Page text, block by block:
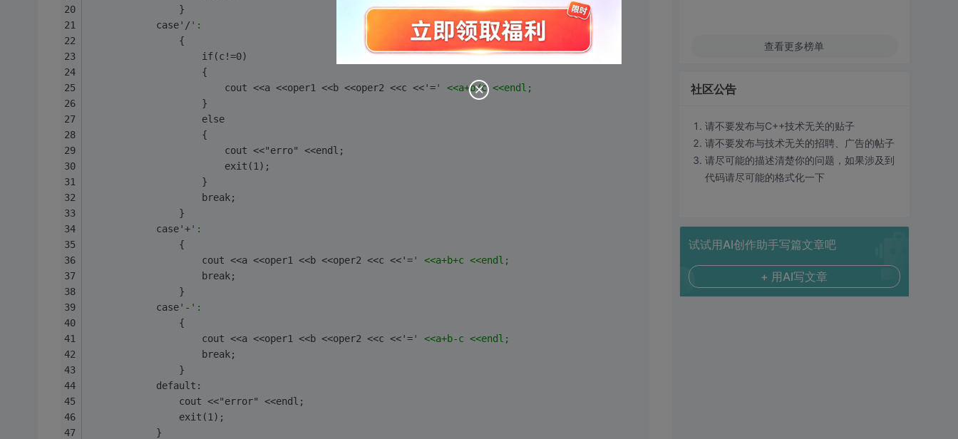
                }
            case'/
':
                {
                    if(c!=0)
                    {
                        cout <<a <<oper1 <<b <<oper2 <<c <<'=
' <<a+b/c <<endl;
                    }
                    else
                    {
                        cout <<"erro" <<endl;
                        exit(1);
                    }
                    break;
                }
            case'+
':
                {
                    cout <<a <<oper1 <<b <<oper2 <<c <<'=
' <<a+b+c <<endl;
                    break;
                }
            case'-
':
                {
                    cout <<a <<oper1 <<b <<oper2 <<c <<'=
' <<a+b-c <<endl;
                    break;
                }
            default:
                cout <<"error" <<endl;
                exit(1);
            }
查看更多榜单
社区公告
请不要发布与C++技术无关的贴子
请不要发布与技术无关的招聘、广告的帖子
请尽可能的描述清楚你的问题，如果涉及到
代码请尽可能的格式化一下
试试用AI创作助手写篇文章吧
+ 用AI写文章